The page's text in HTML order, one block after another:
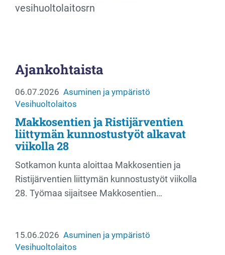
vesihuoltolaitosrn
Ajankohtaista
06.07.2026 Asuminen ja ympäristö
Vesihuoltolaitos
Makkosentien ja Ristijärventien
liittymän kunnostustyöt alkavat
viikolla 28
Sotkamon kunta aloittaa Makkosentien ja
Ristijärventien liittymän kunnostustyöt viikolla
28. Työmaa sijaitsee Makkosentien…
15.06.2026 Asuminen ja ympäristö
Vesihuoltolaitos